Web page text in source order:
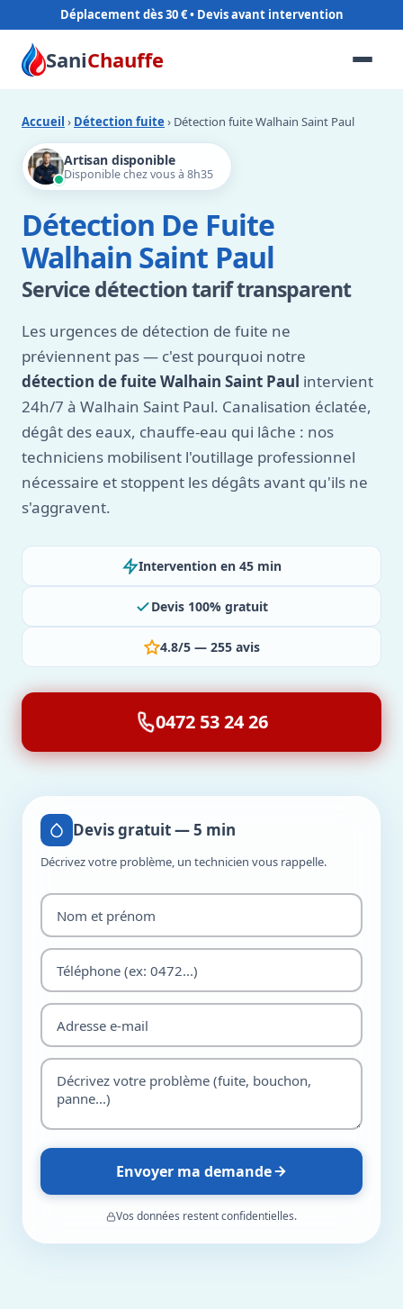
Déplacement dès 30 €
SaniChauffe
Accueil › Détection fuite › Détection fuite Walhain Saint Paul
Artisan disponible
Disponible chez vous à 8h35
Détection De Fuite
Walhain Saint Paul
Service détection tarif transparent
Les urgences de détection de fuite ne
préviennent pas — c'est pourquoi notre
détection de fuite Walhain Saint Paul intervient
24h/7 à Walhain Saint Paul. Canalisation éclatée,
dégât des eaux, chauffe-eau qui lâche : nos
techniciens mobilisent l'outillage professionnel
nécessaire et stoppent les dégâts avant qu'ils ne
s'aggravent.
Intervention en 45 min
Devis 100% gratuit
4.8/5 — 255 avis
0472 53 24 26
Devis gratuit — 5 min
Décrivez votre problème, un technicien vous rappelle.
Envoyer ma demande
Vos données restent confidentielles.